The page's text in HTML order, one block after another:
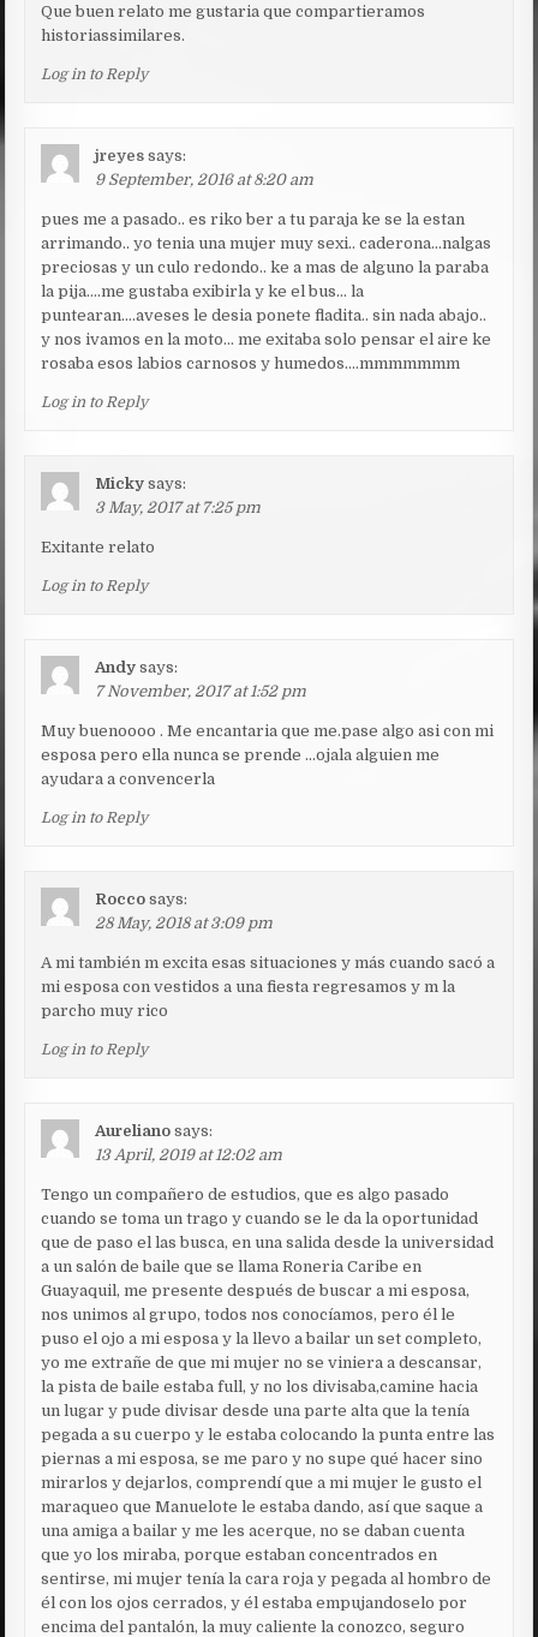
Que buen relato me gustaria que compartieramos
historiassimilares.
Log in to Reply
jreyes says:
9 September, 2016 at 8:20 am
pues me a pasado.. es riko ber a tu paraja ke se la estan
arrimando.. yo tenia una mujer muy sexi.. caderona…nalgas
preciosas y un culo redondo.. ke a mas de alguno la paraba
la pija….me gustaba exibirla y ke el bus… la
puntearan….aveses le desia ponete fladita.. sin nada abajo..
y nos ivamos en la moto… me exitaba solo pensar el aire ke
rosaba esos labios carnosos y humedos….mmmmmmm
Log in to Reply
Micky says:
3 May, 2017 at 7:25 pm
Exitante relato
Log in to Reply
Andy says:
7 November, 2017 at 1:52 pm
Muy buenoooo . Me encantaria que me.pase algo asi con mi
esposa pero ella nunca se prende …ojala alguien me
ayudara a convencerla
Log in to Reply
Rocco says:
28 May, 2018 at 3:09 pm
A mi también m excita esas situaciones y más cuando sacó a
mi esposa con vestidos a una fiesta regresamos y m la
parcho muy rico
Log in to Reply
Aureliano says:
13 April, 2019 at 12:02 am
Tengo un compañero de estudios, que es algo pasado
cuando se toma un trago y cuando se le da la oportunidad
que de paso el las busca, en una salida desde la universidad
a un salón de baile que se llama Roneria Caribe en
Guayaquil, me presente después de buscar a mi esposa,
nos unimos al grupo, todos nos conocíamos, pero él le
puso el ojo a mi esposa y la llevo a bailar un set completo,
yo me extrañe de que mi mujer no se viniera a descansar,
la pista de baile estaba full, y no los divisaba,camine hacia
un lugar y pude divisar desde una parte alta que la tenía
pegada a su cuerpo y le estaba colocando la punta entre las
piernas a mi esposa, se me paro y no supe qué hacer sino
mirarlos y dejarlos, comprendí que a mi mujer le gusto el
maraqueo que Manuelote le estaba dando, así que saque a
una amiga a bailar y me les acerque, no se daban cuenta
que yo los miraba, porque estaban concentrados en
sentirse, mi mujer tenía la cara roja y pegada al hombro de
él con los ojos cerrados, y él estaba empujandoselo por
encima del pantalón, la muy caliente la conozco, seguro